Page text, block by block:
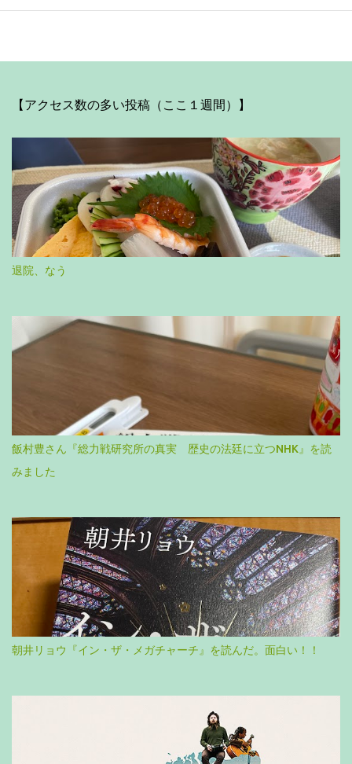
【アクセス数の多い投稿（ここ１週間）】
退院、なう
飯村豊さん『総力戦研究所の真実 歴史の法廷に立つNHK』を読
みました
朝井リョウ『イン・ザ・メガチャーチ』を読んだ。面白い！！